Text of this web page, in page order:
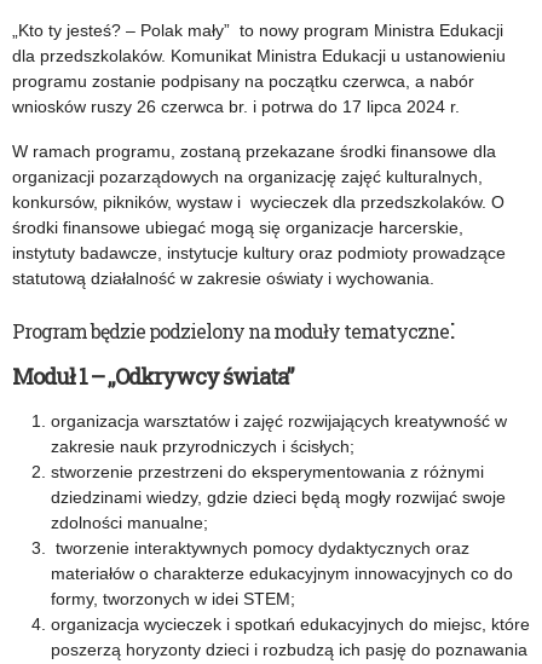
„Kto ty jesteś? – Polak mały” to nowy program Ministra Edukacji
dla przedszkolaków. Komunikat Ministra Edukacji u ustanowieniu
programu zostanie podpisany na początku czerwca, a nabór
wniosków ruszy 26 czerwca br. i potrwa do 17 lipca 2024 r.
W ramach programu, zostaną przekazane środki finansowe dla
organizacji pozarządowych na organizację zajęć kulturalnych,
konkursów, pikników, wystaw i wycieczek dla przedszkolaków. O
środki finansowe ubiegać mogą się organizacje harcerskie,
instytuty badawcze, instytucje kultury oraz podmioty prowadzące
statutową działalność w zakresie oświaty i wychowania.
Program będzie podzielony na moduły tematyczne:
Moduł 1 – ,,Odkrywcy świata”
organizacja warsztatów i zajęć rozwijających kreatywność w
zakresie nauk przyrodniczych i ścisłych;
stworzenie przestrzeni do eksperymentowania z różnymi
dziedzinami wiedzy, gdzie dzieci będą mogły rozwijać swoje
zdolności manualne;
tworzenie interaktywnych pomocy dydaktycznych oraz
materiałów o charakterze edukacyjnym innowacyjnych co do
formy, tworzonych w idei STEM;
organizacja wycieczek i spotkań edukacyjnych do miejsc, które
poszerzą horyzonty dzieci i rozbudzą ich pasję do poznawania